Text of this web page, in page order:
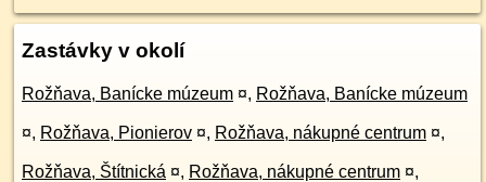
Zastávky v okolí
Rožňava, Banícke múzeum ¤, Rožňava, Banícke múzeum
¤, Rožňava, Pionierov ¤, Rožňava, nákupné centrum ¤,
Rožňava, Štítnická ¤, Rožňava, nákupné centrum ¤,